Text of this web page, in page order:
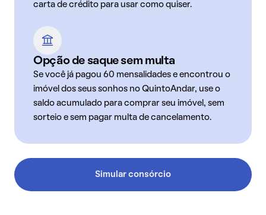
carta de crédito para usar como quiser.
Opção de saque sem multa
Se você já pagou 60 mensalidades e encontrou o
imóvel dos seus sonhos no QuintoAndar, use o
saldo acumulado para comprar seu imóvel, sem
sorteio e sem pagar multa de cancelamento.
Simular consórcio